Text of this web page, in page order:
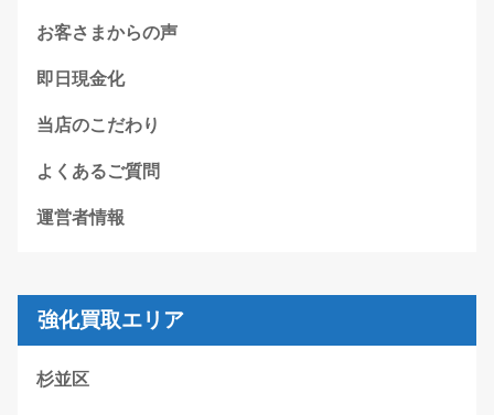
お客さまからの声
即日現金化
当店のこだわり
よくあるご質問
運営者情報
強化買取エリア
杉並区